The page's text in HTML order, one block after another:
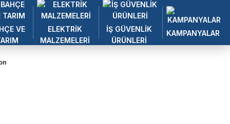
VE
ELEKTRİK
MALZEMELERİ
İŞ GÜVENLİK
ÜRÜNLERİ
KAMPANYALAR